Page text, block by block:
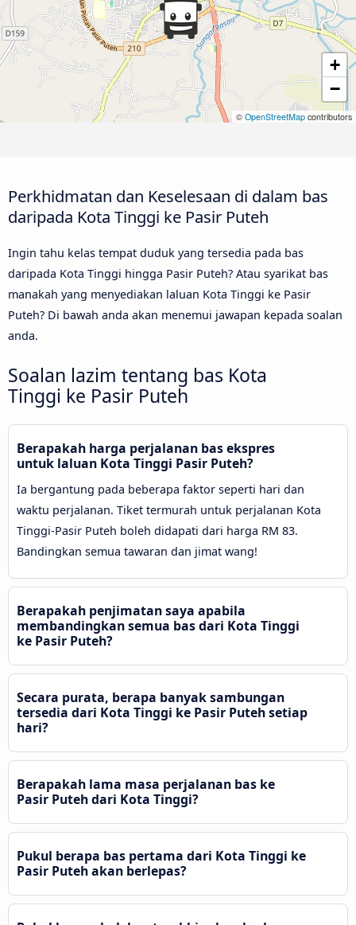
+
−
© OpenStreetMap contributors
Perkhidmatan dan Keselesaan di dalam bas
daripada Kota Tinggi ke Pasir Puteh
Ingin tahu kelas tempat duduk yang tersedia pada bas
daripada Kota Tinggi hingga Pasir Puteh? Atau syarikat bas
manakah yang menyediakan laluan Kota Tinggi ke Pasir
Puteh? Di bawah anda akan menemui jawapan kepada soalan
anda.
Soalan lazim tentang bas Kota
Tinggi ke Pasir Puteh
Berapakah harga perjalanan bas ekspres
untuk laluan Kota Tinggi Pasir Puteh?
Ia bergantung pada beberapa faktor seperti hari dan
waktu perjalanan. Tiket termurah untuk perjalanan Kota
Tinggi-Pasir Puteh boleh didapati dari harga RM 83.
Bandingkan semua tawaran dan jimat wang!
Berapakah penjimatan saya apabila
membandingkan semua bas dari Kota Tinggi
ke Pasir Puteh?
Secara purata, berapa banyak sambungan
tersedia dari Kota Tinggi ke Pasir Puteh setiap
hari?
Berapakah lama masa perjalanan bas ke
Pasir Puteh dari Kota Tinggi?
Pukul berapa bas pertama dari Kota Tinggi ke
Pasir Puteh akan berlepas?